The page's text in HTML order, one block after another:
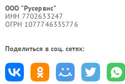
ООО "Русервис"
ИНН 7702633247
ОГРН 1077746335776
Поделиться в соц. сетях: